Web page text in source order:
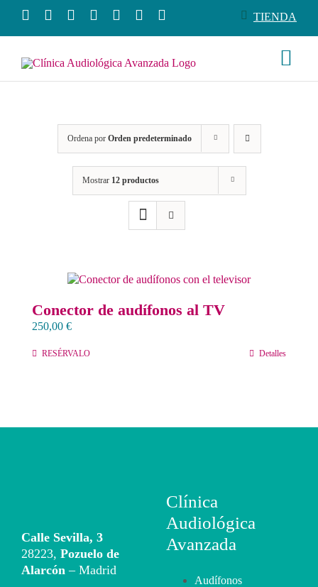
contenido
TIENDA
Ordena por Orden predeterminado
Mostrar 12 productos
Conector de audífonos al TV
250,00 €
RESÉRVALO Detalles
Calle Sevilla, 3
28223, Pozuelo de
Alarcón – Madrid
Clínica
Audiológica
Avanzada
Audífonos